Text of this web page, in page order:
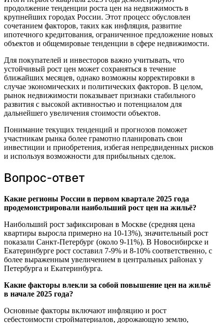
продолжение тенденции роста цен на недвижимость в
крупнейших городах России. Этот процесс обусловлен
сочетанием факторов, таких как инфляция, развитие
ипотечного кредитования, ограниченное предложение новых
объектов и общемировые тенденции в сфере недвижимости.
Для покупателей и инвесторов важно учитывать, что
устойчивый рост цен может сохраняться в течение
ближайших месяцев, однако возможны корректировки в
случае экономических и политических факторов. В целом,
рынок недвижимости показывает признаки стабильного
развития с высокой активностью и потенциалом для
дальнейшего увеличения стоимости объектов.
Понимание текущих тенденций и прогнозов поможет
участникам рынка более грамотно планировать свои
инвестиции и приобретения, избегая непредвиденных рисков
и используя возможности для прибыльных сделок.
Вопрос-ответ
Какие регионы России в первом квартале 2025 года
продемонстрировали наибольший рост цен на жильё?
Наибольший рост зафиксирован в Москве (средняя цена
квартиры выросла примерно на 10-13%), значительный рост
показали Санкт-Петербург (около 9-11%). В Новосибирске и
Екатеринбурге рост составил 7-9% и 8-10% соответственно, с
более выраженным увеличением в центральных районах у
Петербурга и Екатеринбурга.
Какие факторы влекли за собой повышение цен на жильё
в начале 2025 года?
Основные факторы включают инфляцию и рост
себестоимости стройматериалов, дорожающую землю,